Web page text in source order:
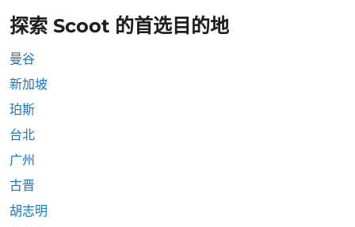
探索 Scoot 的首选目的地
曼谷
新加坡
珀斯
台北
广州
古晋
胡志明